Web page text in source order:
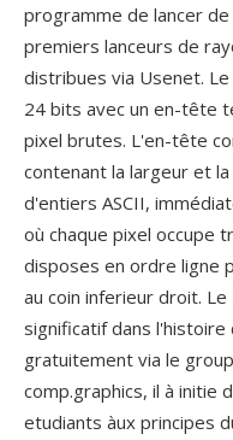
programme de lancer
premiers lanceurs de
distribues via Usenet.
24 bits avec un en-tête
pixel brutes. L'en-tête
contenant la largeur et
d'entiers ASCII,
où chaque pixel occupe
disposes en ordre ligne
au coin inferieur droit.
significatif dans
gratuitement via le
comp.graphics, il à initie
etudiants àux principes